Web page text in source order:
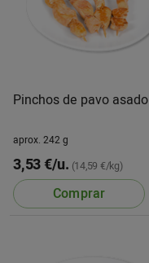
Pinchos de pavo asado
aprox. 242 g
3,53 €/u. (14,59 €/kg)
Comprar